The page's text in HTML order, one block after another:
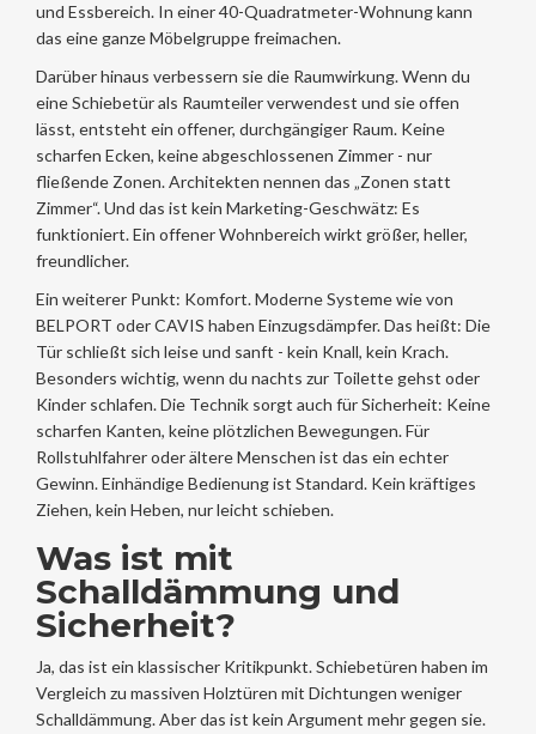
und Essbereich. In einer 40-Quadratmeter-Wohnung kann
das eine ganze Möbelgruppe freimachen.
Darüber hinaus verbessern sie die Raumwirkung. Wenn du
eine Schiebetür als Raumteiler verwendest und sie offen
lässt, entsteht ein offener, durchgängiger Raum. Keine
scharfen Ecken, keine abgeschlossenen Zimmer - nur
fließende Zonen. Architekten nennen das „Zonen statt
Zimmer“. Und das ist kein Marketing-Geschwätz: Es
funktioniert. Ein offener Wohnbereich wirkt größer, heller,
freundlicher.
Ein weiterer Punkt: Komfort. Moderne Systeme wie von
BELPORT oder CAVIS haben Einzugsdämpfer. Das heißt: Die
Tür schließt sich leise und sanft - kein Knall, kein Krach.
Besonders wichtig, wenn du nachts zur Toilette gehst oder
Kinder schlafen. Die Technik sorgt auch für Sicherheit: Keine
scharfen Kanten, keine plötzlichen Bewegungen. Für
Rollstuhlfahrer oder ältere Menschen ist das ein echter
Gewinn. Einhändige Bedienung ist Standard. Kein kräftiges
Ziehen, kein Heben, nur leicht schieben.
Was ist mit
Schalldämmung und
Sicherheit?
Ja, das ist ein klassischer Kritikpunkt. Schiebetüren haben im
Vergleich zu massiven Holztüren mit Dichtungen weniger
Schalldämmung. Aber das ist kein Argument mehr gegen sie.